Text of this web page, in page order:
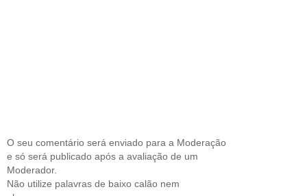
O seu comentário será enviado para a Moderação
e só será publicado após a avaliação de um
Moderador.
Não utilize palavras de baixo calão nem